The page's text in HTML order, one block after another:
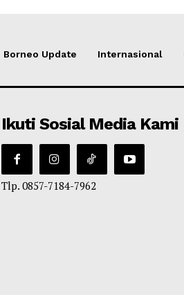
Borneo Update Internasional
Ikuti Sosial Media Kami
Tlp. 0857-7184-7962